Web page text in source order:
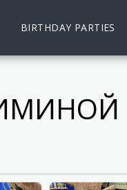
BIRTHDAY PARTIES